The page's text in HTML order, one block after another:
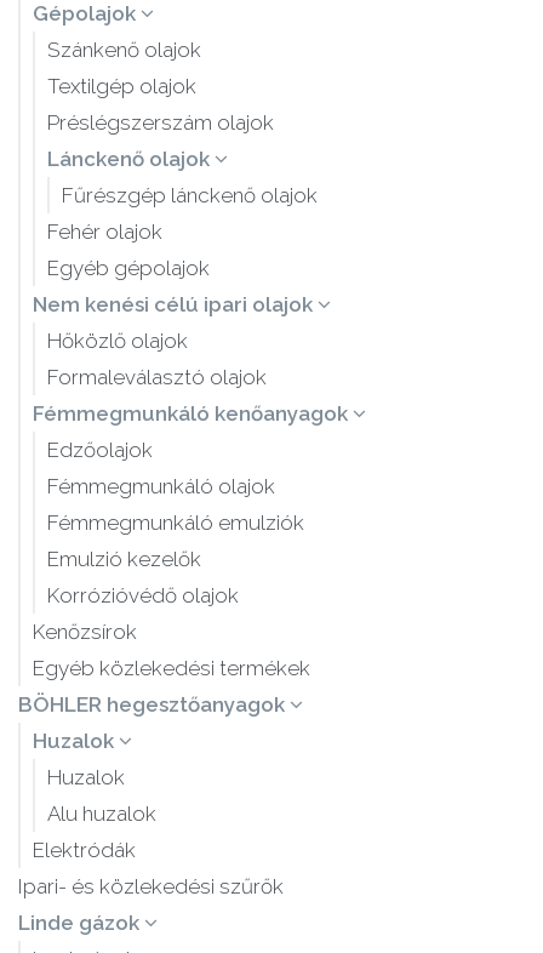
Gépolajok
Szánkenő olajok
Textilgép olajok
Préslégszerszám olajok
Lánckenő olajok
Fűrészgép lánckenő olajok
Fehér olajok
Egyéb gépolajok
Nem kenési célú ipari olajok
Hőközlő olajok
Formaleválasztó olajok
Fémmegmunkáló kenőanyagok
Edzőolajok
Fémmegmunkáló olajok
Fémmegmunkáló emulziók
Emulzió kezelők
Korrózióvédő olajok
Kenőzsírok
Egyéb közlekedési termékek
BÖHLER hegesztőanyagok
Huzalok
Huzalok
Alu huzalok
Elektródák
Ipari- és közlekedési szűrők
Linde gázok